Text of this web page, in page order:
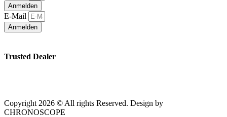
Anmelden
E-Mail
Anmelden
Trusted Dealer
Copyright 2026 © All rights Reserved. Design by
CHRONOSCOPE